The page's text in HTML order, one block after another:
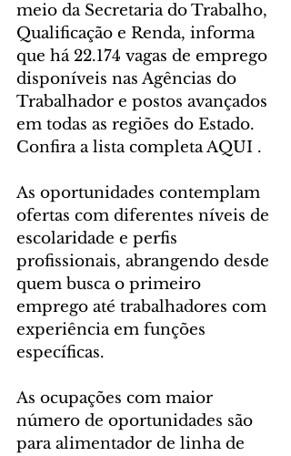
meio da Secretaria do Trabalho,
Qualificação e Renda, informa
que há 22.174 vagas de emprego
disponíveis nas Agências do
Trabalhador e postos avançados
em todas as regiões do Estado.
Confira a lista completa AQUI .
As oportunidades contemplam
ofertas com diferentes níveis de
escolaridade e perfis
profissionais, abrangendo desde
quem busca o primeiro
emprego até trabalhadores com
experiência em funções
específicas.
As ocupações com maior
número de oportunidades são
para alimentador de linha de